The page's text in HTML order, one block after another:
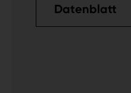
Datenblatt